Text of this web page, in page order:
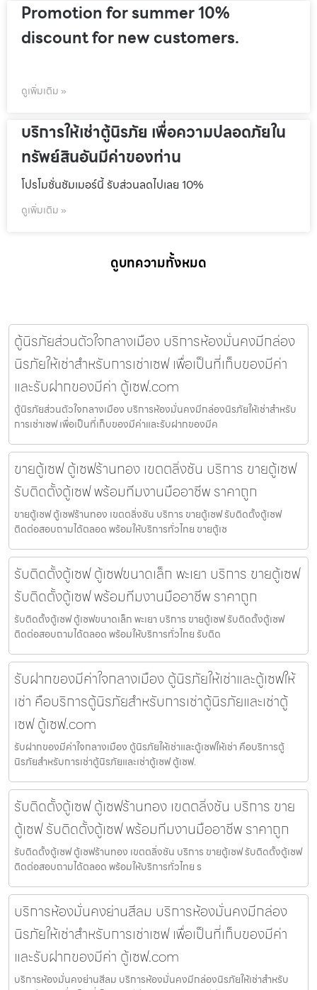
Promotion for summer 10%
discount for new customers.
ดูเพิ่มเติม »
บริการให้เช่าตู้นิรภัย เพื่อความปลอดภัยใน
ทรัพย์สินอันมีค่าของท่าน
โปรโมชั่นชัมเมอร์นี้ รับส่วนลดไปเลย 10%
ดูเพิ่มเติม »
ดูบทความทั้งหมด
ตู้นิรภัยส่วนตัวใจกลางเมือง บริการห้องมั่นคงมีกล่อง
นิรภัยให้เช่าสำหรับการเช่าเซฟ เพื่อเป็นที่เก็บของมีค่า
และรับฝากของมีค่า ตู้เซฟ.com
ตู้นิรภัยส่วนตัวใจกลางเมือง บริการห้องมั่นคงมีกล่องนิรภัยให้เช่าสำหรับ
การเช่าเซฟ เพื่อเป็นที่เก็บของมีค่าและรับฝากของมีค
ขายตู้เซฟ ตู้เซฟร้านทอง เขตตลิ่งชัน บริการ ขายตู้เซฟ
รับติดตั้งตู้เซฟ พร้อมทีมงานมืออาชีพ ราคาถูก
ขายตู้เซฟ ตู้เซฟร้านทอง เขตตลิ่งชัน บริการ ขายตู้เซฟ รับติดตั้งตู้เซฟ
ติดต่อสอบถามได้ตลอด พร้อมให้บริการทั่วไทย ขายตู้เซ
รับติดตั้งตู้เซฟ ตู้เซฟขนาดเล็ก พะเยา บริการ ขายตู้เซฟ
รับติดตั้งตู้เซฟ พร้อมทีมงานมืออาชีพ ราคาถูก
รับติดตั้งตู้เซฟ ตู้เซฟขนาดเล็ก พะเยา บริการ ขายตู้เซฟ รับติดตั้งตู้เซฟ
ติดต่อสอบถามได้ตลอด พร้อมให้บริการทั่วไทย รับติด
รับฝากของมีค่าใจกลางเมือง ตู้นิรภัยให้เช่าและตู้เซฟให้
เช่า คือบริการตู้นิรภัยสำหรับการเช่าตู้นิรภัยและเช่าตู้
เซฟ ตู้เซฟ.com
รับฝากของมีค่าใจกลางเมือง ตู้นิรภัยให้เช่าและตู้เซฟให้เช่า คือบริการตู้
นิรภัยสำหรับการเช่าตู้นิรภัยและเช่าตู้เซฟ ตู้เซฟ.
รับติดตั้งตู้เซฟ ตู้เซฟร้านทอง เขตตลิ่งชัน บริการ ขาย
ตู้เซฟ รับติดตั้งตู้เซฟ พร้อมทีมงานมืออาชีพ ราคาถูก
รับติดตั้งตู้เซฟ ตู้เซฟร้านทอง เขตตลิ่งชัน บริการ ขายตู้เซฟ รับติดตั้งตู้เซฟ
ติดต่อสอบถามได้ตลอด พร้อมให้บริการทั่วไทย ร
บริการห้องมั่นคงย่านสีลม บริการห้องมั่นคงมีกล่อง
นิรภัยให้เช่าสำหรับการเช่าเซฟ เพื่อเป็นที่เก็บของมีค่า
และรับฝากของมีค่า ตู้เซฟ.com
บริการห้องมั่นคงย่านสีลม บริการห้องมั่นคงมีกล่องนิรภัยให้เช่าสำหรับ